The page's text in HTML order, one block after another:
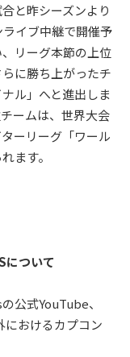
と昨シーズンより
イブ中継で開催予
リーグ本節の上位
に勝ち上がったチ
ル」へと進出しま
ームは、世界大会
ーリーグ「ワール
ます。
について
公式YouTube、
おけるカプコン